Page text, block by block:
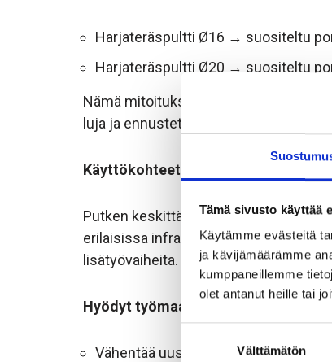
Tämä sivusto käyttää
Käytämme evästeitä
ja kävijämäärämme
kumppaneillemme
olet antanut heille tai
valinta
Välttämätön
Harjateräspultti Ø16 → suositeltu
Harjateräspultti Ø20 → suositeltu
Nämä mitoitukset varmistavat
luja ja ennustettava.
Käyttökohteet
Putken keskittäjä sopii mm. kallion ja
erilaisissa infrastruktuurikohteissa.
lisätyövaiheita.
Hyödyt työmaalle
Vähentää uusintaporauksia